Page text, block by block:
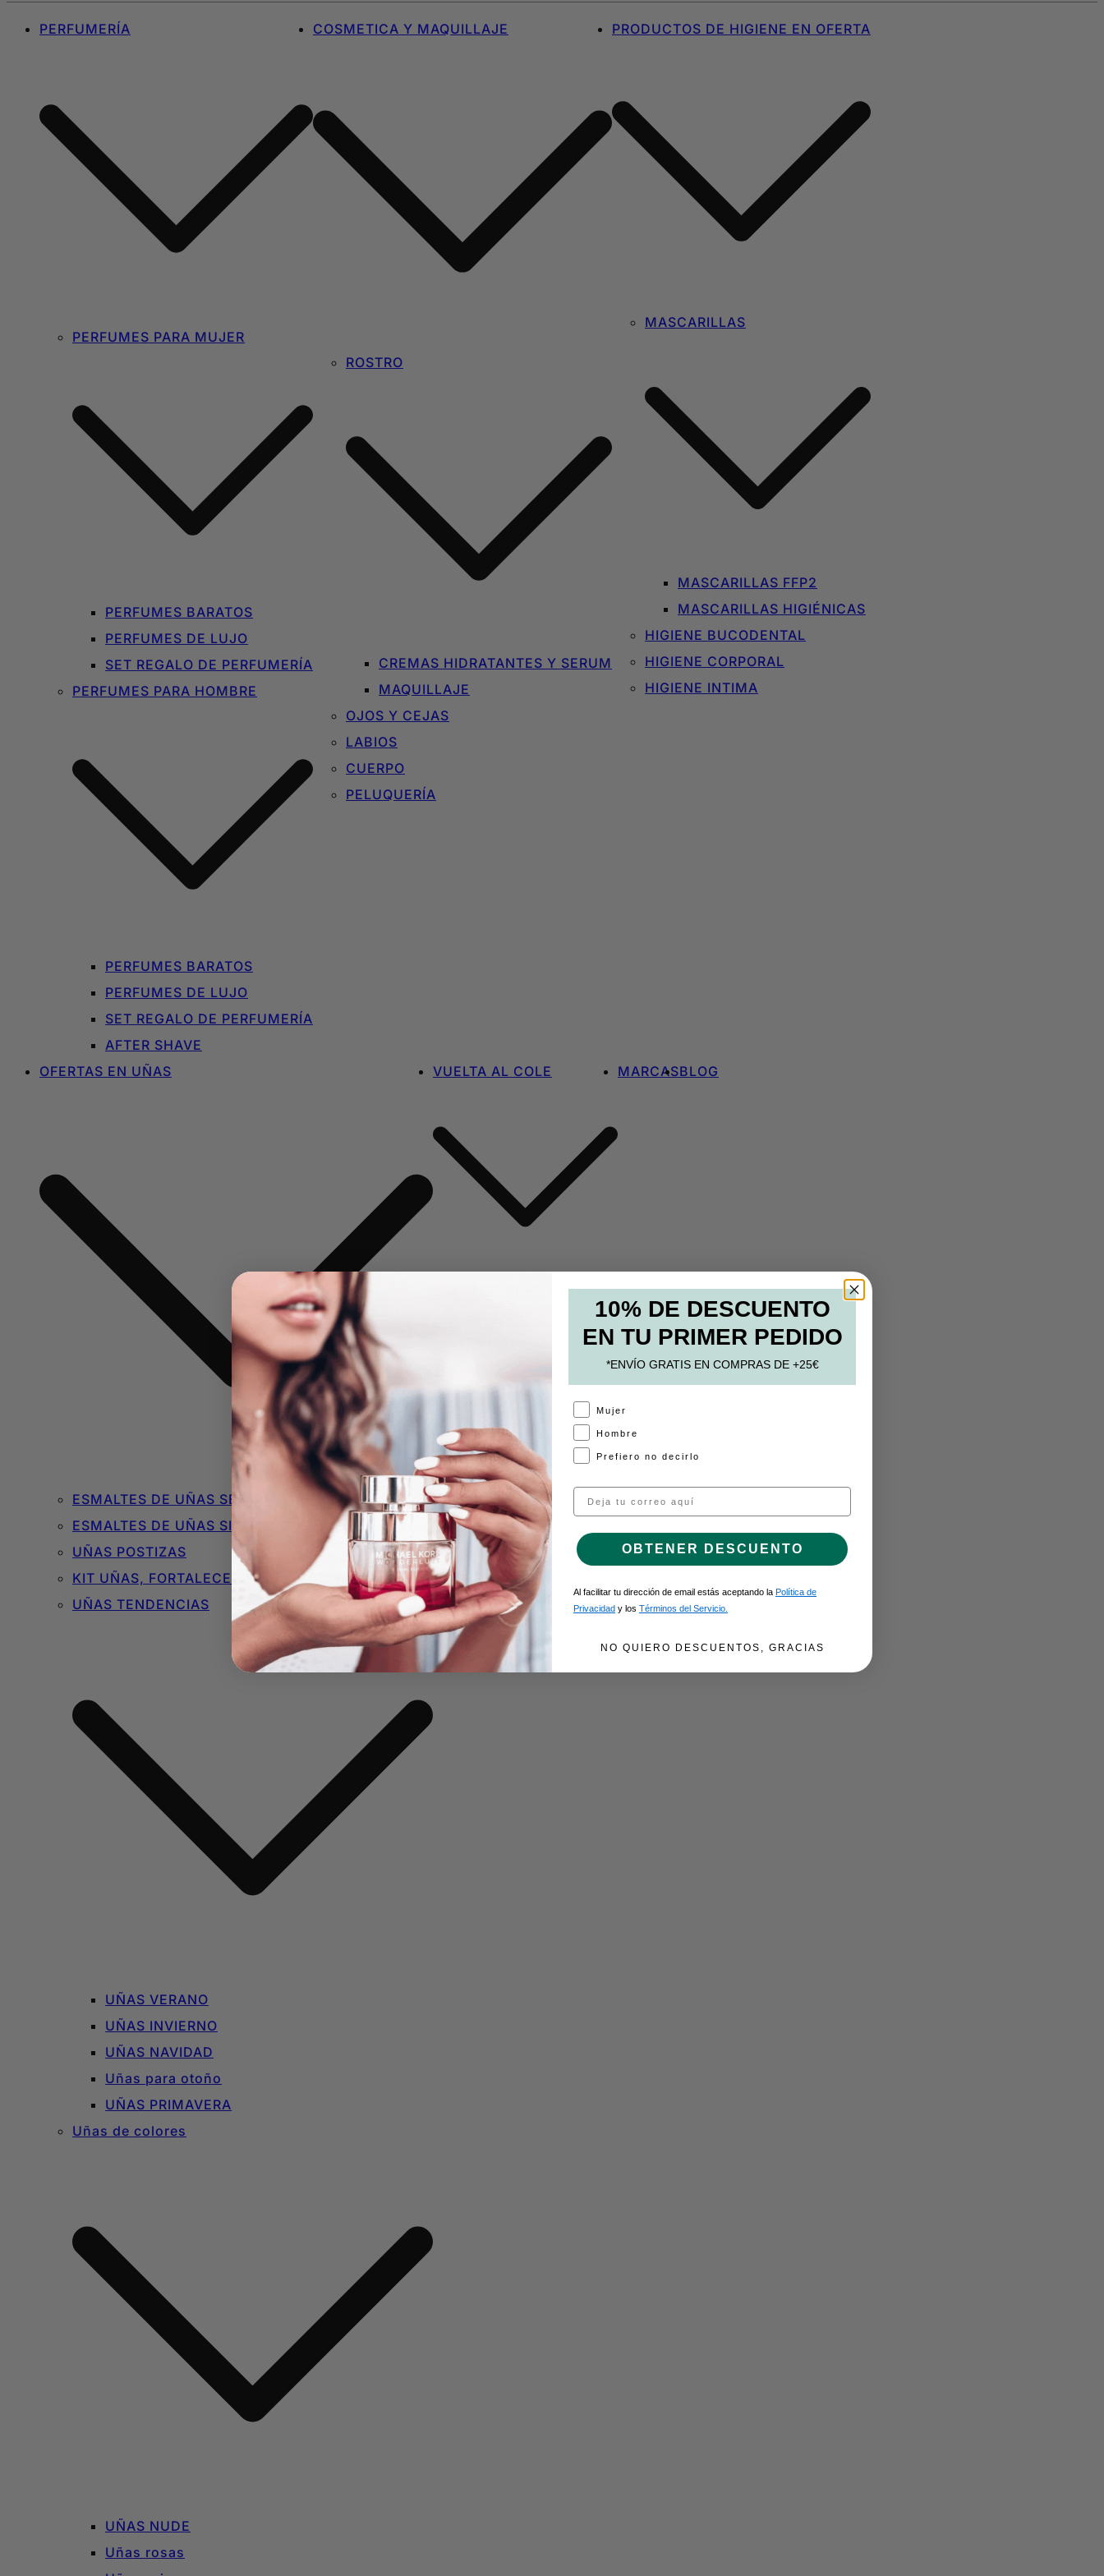
PERFUMERÍA
PERFUMES PARA MUJER
PERFUMES BARATOS
PERFUMES DE LUJO
SET REGALO DE PERFUMERÍA
PERFUMES PARA HOMBRE
PERFUMES BARATOS
PERFUMES DE LUJO
SET REGALO DE PERFUMERÍA
AFTER SHAVE
COSMETICA Y MAQUILLAJE
ROSTRO
CREMAS HIDRATANTES Y SERUM
MAQUILLAJE
OJOS Y CEJAS
LABIOS
CUERPO
PELUQUERÍA
PRODUCTOS DE HIGIENE EN OFERTA
MASCARILLAS
MASCARILLAS FFP2
MASCARILLAS HIGIÉNICAS
HIGIENE BUCODENTAL
HIGIENE CORPORAL
HIGIENE INTIMA
OFERTAS EN UÑAS
ESMALTES DE UÑAS SEMIPERMANENTES O DE GEL
ESMALTES DE UÑAS SIN TÓXICOS
UÑAS POSTIZAS
KIT UÑAS, FORTALECEDORES Y BÁSICOS
UÑAS TENDENCIAS
UÑAS VERANO
UÑAS INVIERNO
UÑAS NAVIDAD
Uñas para otoño
UÑAS PRIMAVERA
Uñas de colores
UÑAS NUDE
Uñas rosas
VUELTA AL COLE
MOCHILAS Y BOLSOS
MARCASBLOG
10% DE DESCUENTO
EN TU PRIMER PEDIDO
*ENVÍO GRATIS EN COMPRAS DE +25€
A Mujer
Hombre
Prefiero no decirlo
Email
OBTENER DESCUENTO
Al facilitar tu dirección de email estás aceptando la Política de
Privacidad y los Términos del Servicio.
NO QUIERO DESCUENTOS, GRACIAS